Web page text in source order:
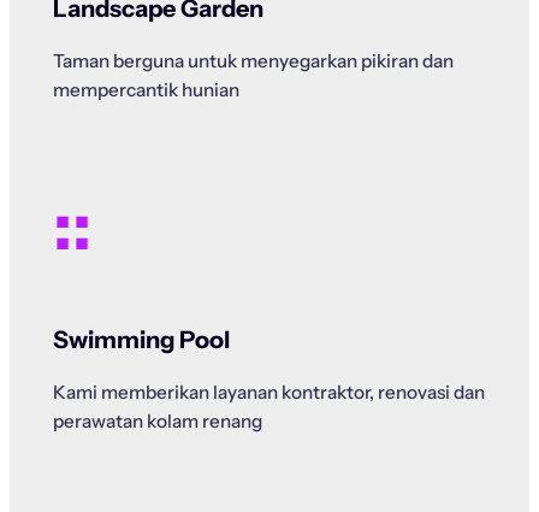
Landscape Garden
Taman berguna untuk menyegarkan pikiran dan
mempercantik hunian
::
Swimming Pool
Kami memberikan layanan kontraktor, renovasi dan
perawatan kolam renang